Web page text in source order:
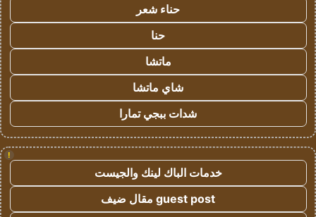
حناء شعر
حنا
ماتشا
شاي ماتشا
شدات ببجي تمارا
!
خدمات الباك لينك والجيست
guest post مقال ضيف